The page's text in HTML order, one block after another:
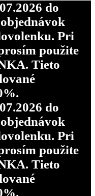
do
Pri
použite
Tieto
do
Pri
použite
Tieto